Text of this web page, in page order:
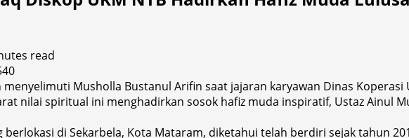
read
Musholla Bustanul Arifin saat jajaran karyawan Dinas Koperasi
nilai spiritual ini menghadirkan sosok hafiz muda inspiratif, Ustaz Ainul
berlokasi di Sekarbela, Kota Mataram, diketahui telah berdiri sejak tahun